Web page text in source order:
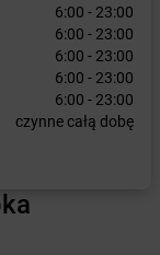
6:00 - 23:00
6:00 - 23:00
6:00 - 23:00
6:00 - 23:00
6:00 - 23:00
czynne całą dobę